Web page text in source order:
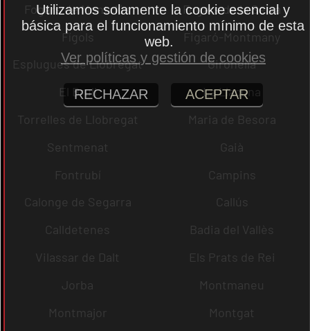
Fogars de Montclús
Fogars de la Selva
Fígols
Figaró-Montmany
Esplugues de Llobregat
Gironella
El Brull
La Llacuna
Torrelles de Llobregat
Maria de Besora
Sentmenat
Gaià
Fontrubí
Campins
Calonge de Segarra
Callús
Calldetenes
Badia del Vallès
Vilassar de Dalt
Els Prats de Rei
Jorba
Montmaneu
Montmajor
Montgat
Utilizamos solamente la cookie esencial y
básica para el funcionamiento mínimo de esta
web.
Ver políticas y gestión de cookies
RECHAZAR ACEPTAR